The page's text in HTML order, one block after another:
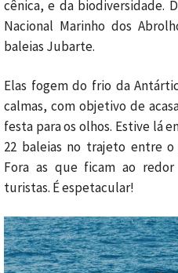
cênica, e da biodiversidade.
Nacional Marinho dos
baleias Jubarte.
Elas fogem do frio da
calmas, com objetivo de
festa para os olhos. Estive lá
22 baleias no trajeto entre
Fora as que ficam ao
turistas. É espetacular!